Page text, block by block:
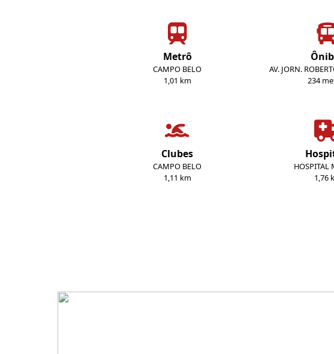
Metrô
CAMPO BELO
1,01 km
AV. JORN.
234
Clubes
CAMPO BELO
1,11 km
HOSPITAL
1,76